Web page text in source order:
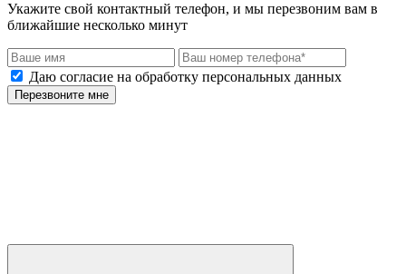
Укажите свой контактный телефон, и мы перезвоним вам в
ближайшие несколько минут
Даю согласие на обработку персональных данных
Перезвоните мне